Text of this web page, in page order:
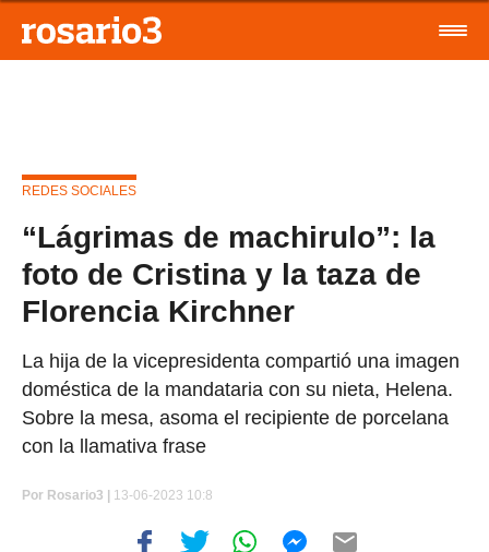
REDES SOCIALES
“Lágrimas de machirulo”: la
foto de Cristina y la taza de
Florencia Kirchner
La hija de la vicepresidenta compartió una imagen
doméstica de la mandataria con su nieta, Helena.
Sobre la mesa, asoma el recipiente de porcelana
con la llamativa frase
Por Rosario3 | 13-06-2023 10:8